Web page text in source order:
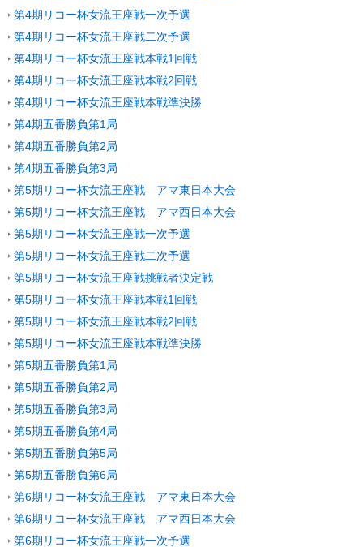
第4期リコー杯女流王座戦一次予選
第4期リコー杯女流王座戦二次予選
第4期リコー杯女流王座戦本戦1回戦
第4期リコー杯女流王座戦本戦2回戦
第4期リコー杯女流王座戦本戦準決勝
第4期五番勝負第1局
第4期五番勝負第2局
第4期五番勝負第3局
第5期リコー杯女流王座戦 アマ東日本大会
第5期リコー杯女流王座戦 アマ西日本大会
第5期リコー杯女流王座戦一次予選
第5期リコー杯女流王座戦二次予選
第5期リコー杯女流王座戦挑戦者決定戦
第5期リコー杯女流王座戦本戦1回戦
第5期リコー杯女流王座戦本戦2回戦
第5期リコー杯女流王座戦本戦準決勝
第5期五番勝負第1局
第5期五番勝負第2局
第5期五番勝負第3局
第5期五番勝負第4局
第5期五番勝負第5局
第5期五番勝負第6局
第6期リコー杯女流王座戦 アマ東日本大会
第6期リコー杯女流王座戦 アマ西日本大会
第6期リコー杯女流王座戦一次予選